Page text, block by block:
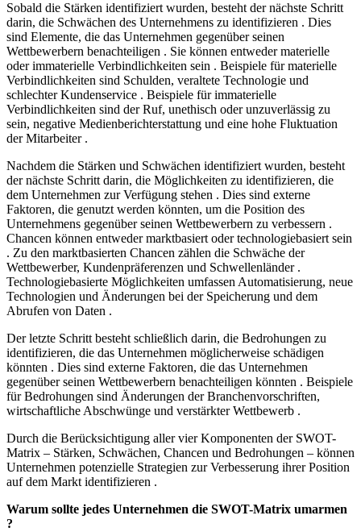
Sobald die Stärken identifiziert wurden, besteht der nächste Schritt
darin, die Schwächen des Unternehmens zu identifizieren . Dies
sind Elemente, die das Unternehmen gegenüber seinen
Wettbewerbern benachteiligen . Sie können entweder materielle
oder immaterielle Verbindlichkeiten sein . Beispiele für materielle
Verbindlichkeiten sind Schulden, veraltete Technologie und
schlechter Kundenservice . Beispiele für immaterielle
Verbindlichkeiten sind der Ruf, unethisch oder unzuverlässig zu
sein, negative Medienberichterstattung und eine hohe Fluktuation
der Mitarbeiter .
Nachdem die Stärken und Schwächen identifiziert wurden, besteht
der nächste Schritt darin, die Möglichkeiten zu identifizieren, die
dem Unternehmen zur Verfügung stehen . Dies sind externe
Faktoren, die genutzt werden könnten, um die Position des
Unternehmens gegenüber seinen Wettbewerbern zu verbessern .
Chancen können entweder marktbasiert oder technologiebasiert sein
. Zu den marktbasierten Chancen zählen die Schwäche der
Wettbewerber, Kundenpräferenzen und Schwellenländer .
Technologiebasierte Möglichkeiten umfassen Automatisierung, neue
Technologien und Änderungen bei der Speicherung und dem
Abrufen von Daten .
Der letzte Schritt besteht schließlich darin, die Bedrohungen zu
identifizieren, die das Unternehmen möglicherweise schädigen
könnten . Dies sind externe Faktoren, die das Unternehmen
gegenüber seinen Wettbewerbern benachteiligen könnten . Beispiele
für Bedrohungen sind Änderungen der Branchenvorschriften,
wirtschaftliche Abschwünge und verstärkter Wettbewerb .
Durch die Berücksichtigung aller vier Komponenten der SWOT-
Matrix – Stärken, Schwächen, Chancen und Bedrohungen – können
Unternehmen potenzielle Strategien zur Verbesserung ihrer Position
auf dem Markt identifizieren .
Warum sollte jedes Unternehmen die SWOT-Matrix umarmen
?